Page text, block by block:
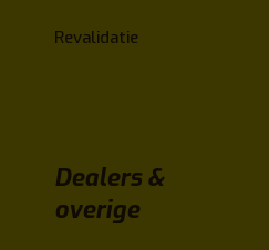
Revalidatie
Dealers &
overige